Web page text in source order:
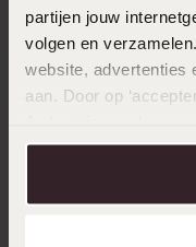
partijen jouw
volgen en
website, advertenties
aan. Door op
over in ons